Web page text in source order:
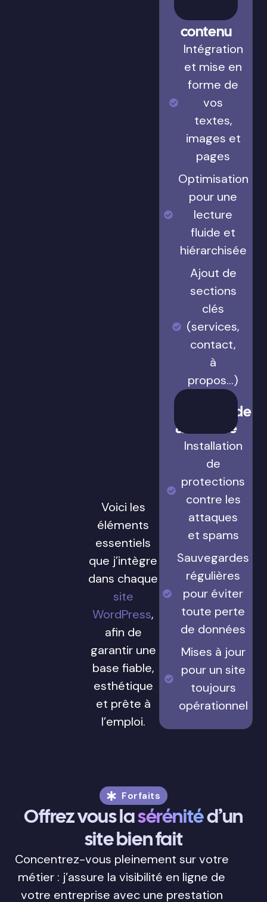
Voici les
éléments
essentiels
que j’intègre
dans chaque
site
WordPress,
afin de
garantir une
base fiable,
esthétique
et prête à
l’emploi.
contenu
Intégration
et mise en
forme de
vos
textes,
images et
pages
Optimisation
pour une
lecture
fluide et
hiérarchisée
Ajout de
sections
clés
(services,
contact,
à
propos…)
Sauvegarde
& Sécurité
Installation
de
protections
contre les
attaques
et spams
Sauvegardes
régulières
pour éviter
toute perte
de données
Mises à jour
pour un site
toujours
opérationnel
Forfaits
Offrez vous lasérénitéd’un
site bien fait
Concentrez-vous pleinement sur votre
métier : j’assure la visibilité en ligne de
votre entreprise avec une prestation